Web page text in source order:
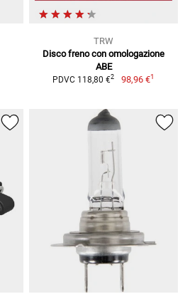
TRW
Disco freno con omologazione
ABE
PDVC 118,80 €2 98,96 €1